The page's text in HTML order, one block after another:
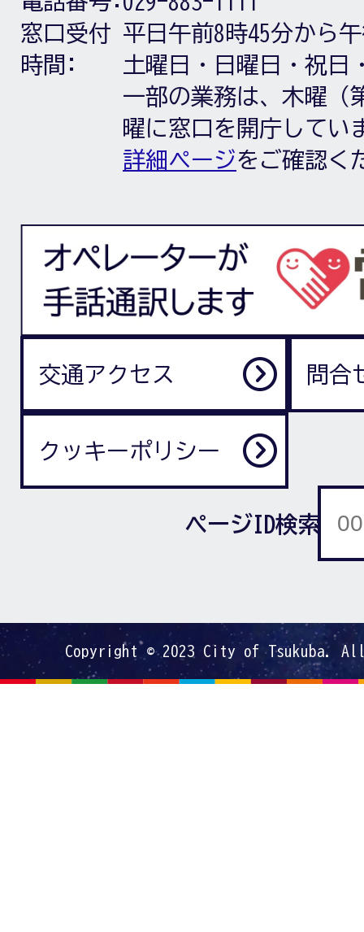
窓口受付
時間:
平日午前8時45分から
土曜日・日曜日・祝日
一部の業務は、木曜（
曜に窓口を開庁してい
詳細ページをご確認く
交通アクセス 問合
クッキーポリシー
ページID検索
Copyright © 2023 City of Tsukuba.